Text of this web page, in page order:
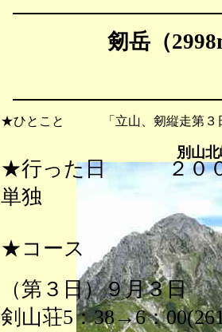
剱岳（
★ひとこと 「立山、剱縦走第３日
別山
★行った日 ２０
単独
★コース
（第３日）９月３日
剣山荘5：38→6：